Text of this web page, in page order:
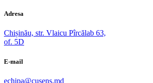
Adresa
Chișinău, str. Vlaicu Pîrcălab 63,
of. 5D
E-mail
echipa@cusens.md